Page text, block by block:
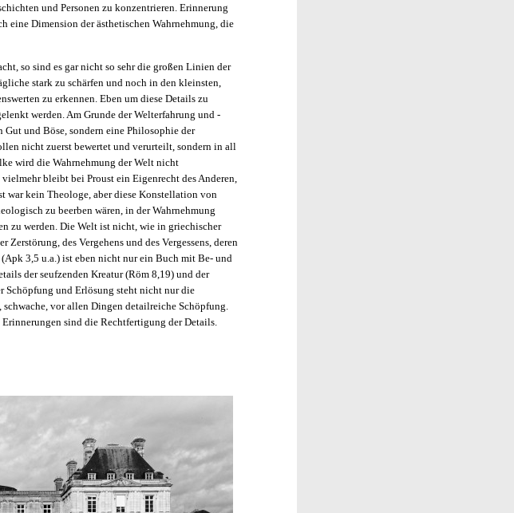
und Personen zu konzentrieren. Erinnerung
eine Dimension der ästhetischen Wahrnehmung, die
so sind es gar nicht so sehr die großen Linien der
stark zu schärfen und noch in den kleinsten,
zu erkennen. Eben um diese Details zu
werden. Am Grunde der Welterfahrung und -
und Böse, sondern eine Philosophie der
nicht zuerst bewertet und verurteilt, sondern in all
wird die Wahrnehmung der Welt nicht
bleibt bei Proust ein Eigenrecht des Anderen,
war kein Theologe, aber diese Konstellation von
zu beerben wären, in der Wahrnehmung
zu werden. Die Welt ist nicht, wie in griechischer
des Vergehens und des Vergessens, deren
3,5 u.a.) ist eben nicht nur ein Buch mit Be- und
der seufzenden Kreatur (Röm 8,19) und der
und Erlösung steht nicht nur die
vor allen Dingen detailreiche Schöpfung.
sind die Rechtfertigung der Details.